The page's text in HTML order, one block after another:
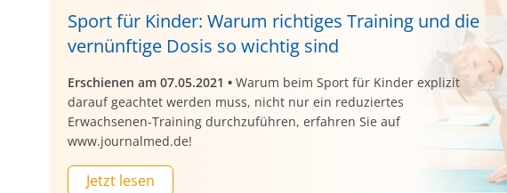
Sport für Kinder: Warum richtiges Training und die
vernünftige Dosis so wichtig sind
Erschienen am 07.05.2021 • Warum beim Sport für Kinder explizit
darauf geachtet werden muss, nicht nur ein reduziertes
Erwachsenen-Training durchzuführen, erfahren Sie auf
www.journalmed.de!
Jetzt lesen